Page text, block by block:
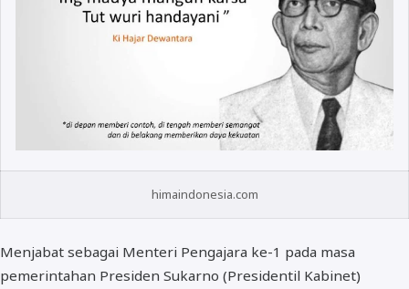
himaindonesia.com
Menjabat sebagai Menteri Pengajara ke-1 pada masa
pemerintahan Presiden Sukarno (Presidentil Kabinet)